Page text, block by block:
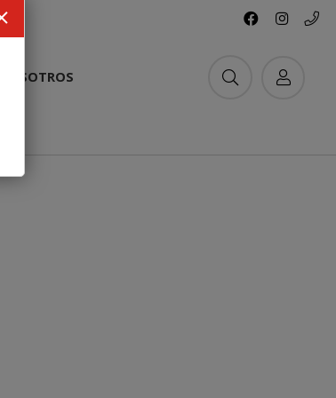
NOSOTROS